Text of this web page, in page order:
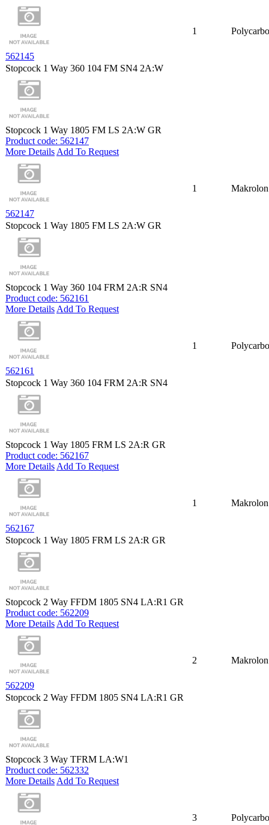
562145
1
Stopcock 1 Way 360 104 FM SN4 2A:W
Stopcock 1 Way 1805 FM LS 2A:W GR
Product code: 562147
More Details Add To Request
562147
1
Stopcock 1 Way 1805 FM LS 2A:W GR
Stopcock 1 Way 360 104 FRM 2A:R SN4
Product code: 562161
More Details Add To Request
562161
1
Stopcock 1 Way 360 104 FRM 2A:R SN4
Stopcock 1 Way 1805 FRM LS 2A:R GR
Product code: 562167
More Details Add To Request
562167
1
Stopcock 1 Way 1805 FRM LS 2A:R GR
Stopcock 2 Way FFDM 1805 SN4 LA:R1 GR
Product code: 562209
More Details Add To Request
562209
2
Stopcock 2 Way FFDM 1805 SN4 LA:R1 GR
Stopcock 3 Way TFRM LA:W1
Product code: 562332
More Details Add To Request
3